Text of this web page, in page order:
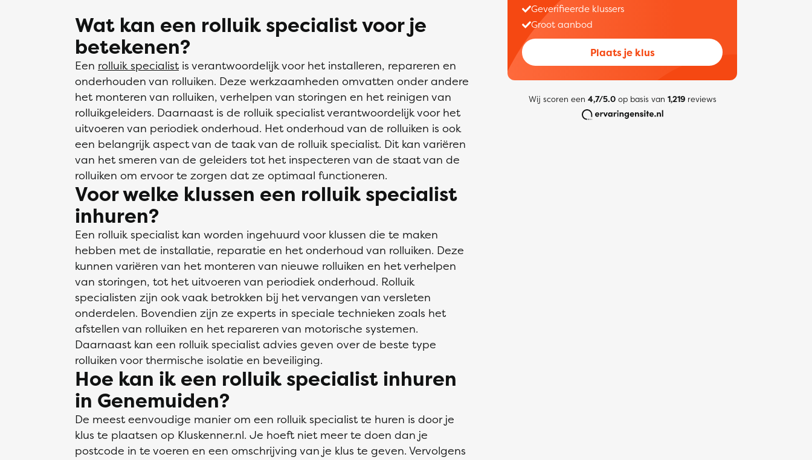
Wat kan een rolluik specialist voor je
betekenen?
Een rolluik specialist is verantwoordelijk voor het installeren, repareren en
onderhouden van rolluiken. Deze werkzaamheden omvatten onder andere
het monteren van rolluiken, verhelpen van storingen en het reinigen van
rolluikgeleiders. Daarnaast is de rolluik specialist verantwoordelijk voor het
uitvoeren van periodiek onderhoud. Het onderhoud van de rolluiken is ook
een belangrijk aspect van de taak van de rolluik specialist. Dit kan variëren
van het smeren van de geleiders tot het inspecteren van de staat van de
rolluiken om ervoor te zorgen dat ze optimaal functioneren.
Voor welke klussen een rolluik specialist
inhuren?
Een rolluik specialist kan worden ingehuurd voor klussen die te maken
hebben met de installatie, reparatie en het onderhoud van rolluiken. Deze
kunnen variëren van het monteren van nieuwe rolluiken en het verhelpen
van storingen, tot het uitvoeren van periodiek onderhoud. Rolluik
specialisten zijn ook vaak betrokken bij het vervangen van versleten
onderdelen. Bovendien zijn ze experts in speciale technieken zoals het
afstellen van rolluiken en het repareren van motorische systemen.
Daarnaast kan een rolluik specialist advies geven over de beste type
rolluiken voor thermische isolatie en beveiliging.
Hoe kan ik een rolluik specialist inhuren
in Genemuiden?
De meest eenvoudige manier om een rolluik specialist te huren is door je
klus te plaatsen op Kluskenner.nl. Je hoeft niet meer te doen dan je
postcode in te voeren en een omschrijving van je klus te geven. Vervolgens
Geverifieerde klussers
Groot aanbod
Plaats je klus
Wij scoren een 4,7/5.0op basis van 1,219reviews